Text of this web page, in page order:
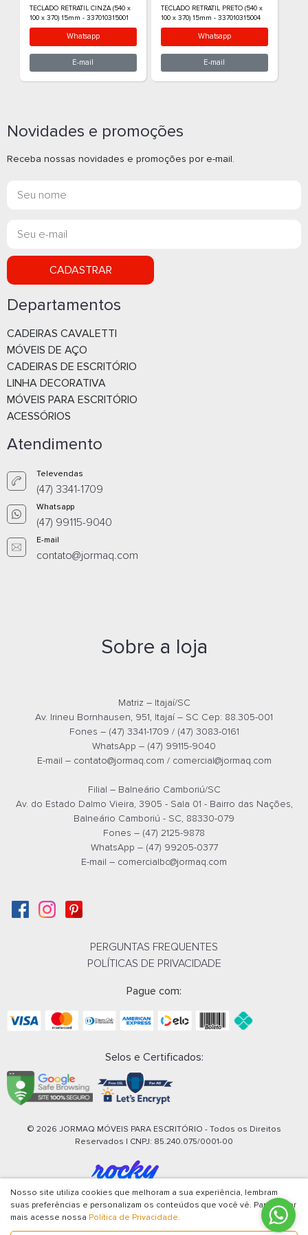
PORTA CPU SKATE CINZA (280 x
65 x 460) 15mm - 337010115001
E-mail
PORTA CPU
(350 x 155 X 270) 15mm -
Whatsapp
E-mail
TECLADO RETRATIL CINZA (540 x
100 x 370) 15mm - 337010315001
Novidades e promoções
Receba nossas novidades e promoções por e-mail.
CADASTRAR
Departamentos
CADEIRAS CAVALETTI
MÓVEIS DE AÇO
CADEIRAS DE ESCRITÓRIO
LINHA DECORATIVA
MÓVEIS PARA ESCRITÓRIO
ACESSÓRIOS
Atendimento
Televendas
(47) 3341-1709
Whatsapp
(47) 99115-9040
E-mail
contato@jormaq.com
Sobre a loja
Matriz – Itajaí/SC
Av. Irineu Bornhausen, 951, Itajaí – SC Cep: 88.305-001
Fones – (47) 3341-1709 / (47) 3083-0161
WhatsApp – (47) 99115-9040
E-mail – contato@jormaq.com / comercial@jormaq.com
Filial – Balneário Camboriú/SC
Av. do Estado Dalmo Vieira, 3905 - Sala 01 - Bairro das Nações,
Balneário Camboriú - SC, 88330-079
Fones – (47) 2125-9878
WhatsApp – (47) 99205-0377
E-mail – comercialbc@jormaq.com
PERGUNTAS FREQUENTES
POLÍTICAS DE PRIVACIDADE
Pague com:
Selos e Certificados:
© 2026 JORMAQ MÓVEIS PARA ESCRITÓRIO - Todos os Direitos
Reservados | CNPJ: 85.240.075/0001-00
Nosso site utiliza cookies que melhoram a sua experiência, lembram
suas preferências e personalizam os conteúdos que você vê. Para saber
mais acesse nossa Política de Privacidade.